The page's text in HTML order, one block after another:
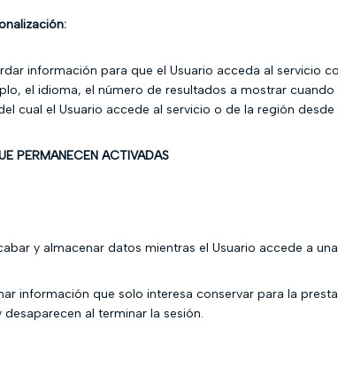
información para que el Usuario acceda al servicio
el idioma, el número de resultados a mostrar
cual el Usuario accede al servicio o de la región
PERMANECEN ACTIVADAS
y almacenar datos mientras el Usuario accede a
información que solo interesa conservar para la
al terminar la sesión.